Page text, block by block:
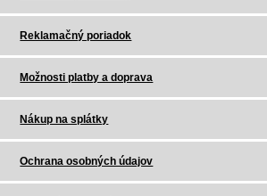
Reklamačný poriadok
Možnosti platby a doprava
Nákup na splátky
Ochrana osobných údajov